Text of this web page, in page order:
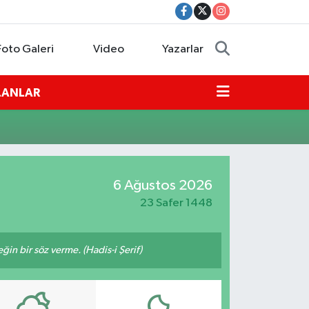
Galeri Video Yazarlar
6 Ağustos 2026
23 Safer 1448
bir söz verme. (Hadis-i Şerif)